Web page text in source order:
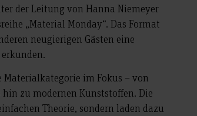
der Leitung von Hanna Niemeyer
„Material Monday“. Das Format
neugierigen Gästen eine
im Fokus – von
zu modernen Kunststoffen. Die
Theorie, sondern laden dazu